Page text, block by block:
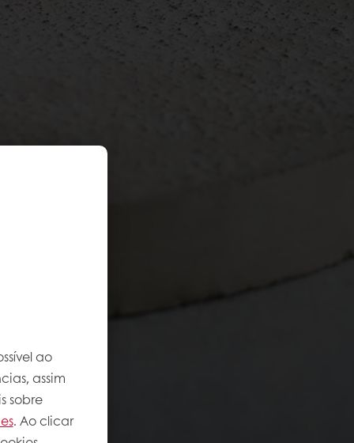
ao
assim
sobre
. Ao clicar